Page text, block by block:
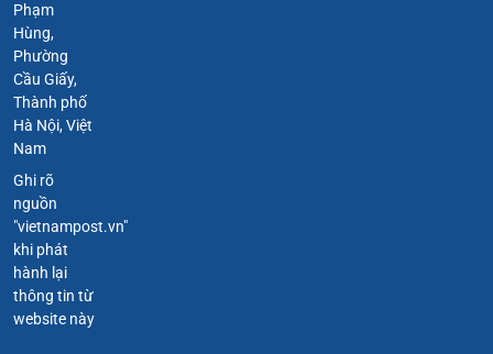
Phạm
Hùng,
Phường
Cầu Giấy,
Thành phố
Hà Nội, Việt
Nam
Ghi rõ
nguồn
"vietnampost.vn"
khi phát
hành lại
thông tin từ
website này